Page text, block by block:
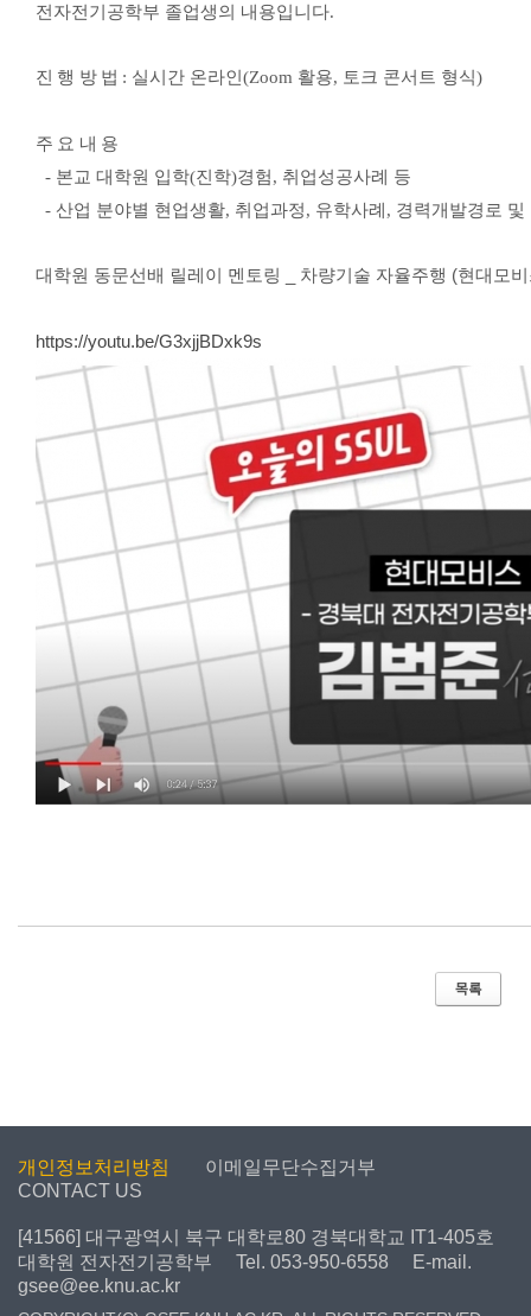
클
전자전기공학부 졸업생의 내용입니다.
진행방법 : 실시간 온라인(Zoom 활용, 토크 콘서트 형식)
주요내용
- 본교 대학원 입학(진학)경험, 취업성공사례 등
- 산업 분야별 현업생활, 취업과정, 유학사례 , 경력개발경로 및
대학원 동문선배 릴레이 멘토링 _ 차량기술 자율주행 (현대모
https://youtu.be/G3xjjBDxk9s
개인정보처리방침
이메일무단수집거부
CONTACT US
[41566] 대구광역시 북구 대학로80 경북대학교 IT1-405호
대학원 전자전기공학부
Tel. 053-950-6558
E-mail.
gsee@ee.knu.ac.kr